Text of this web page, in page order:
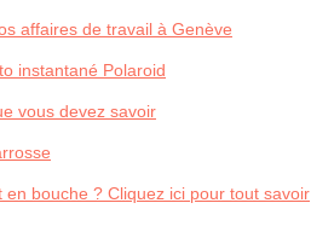
affaires de travail à Genève
instantané Polaroid
vous devez savoir
bouche ? Cliquez ici pour tout savoir